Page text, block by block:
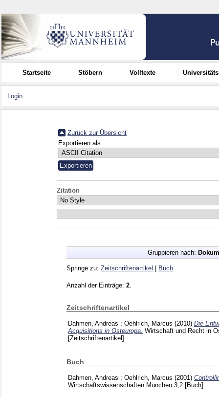
Startseite Stöbern Volltexte
Login
Zurück zur Übersicht
Exportieren als
Zitation
Gruppieren nach:
Springe zu: Zeitschriftenartikel Buch
Anzahl der Einträge: 2
Zeitschriftenartikel
Dahmen, Andreas ; Oehlrich, Marcus (2010) Die
Acquisitions in Osteuropa. Wirtschaft und Recht in
[Zeitschriftenartikel]
Buch
Dahmen, Andreas ; Oehlrich, Marcus (2001)
Wirtschaftswissenschaften München 3,2 [Buch]